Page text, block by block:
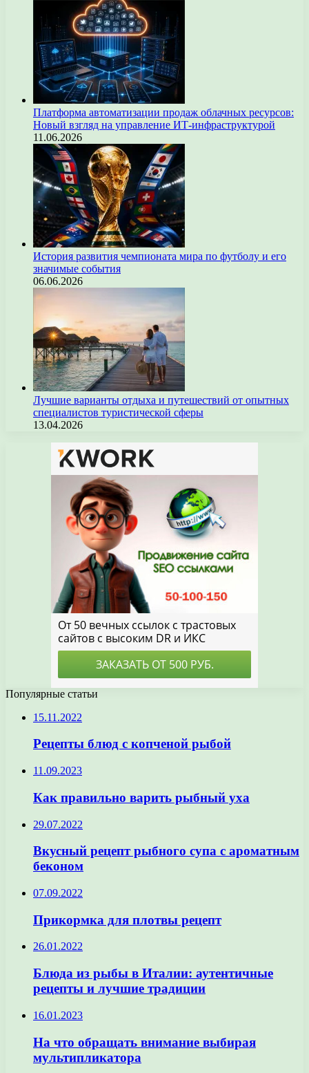
Платформа автоматизации продаж облачных ресурсов:
Новый взгляд на управление ИТ-инфраструктурой
11.06.2026
История развития чемпионата мира по футболу и его
значимые события
06.06.2026
Лучшие варианты отдыха и путешествий от опытных
специалистов туристической сферы
13.04.2026
Популярные статьи
15.11.2022
Рецепты блюд с копченой рыбой
11.09.2023
Как правильно варить рыбный уха
29.07.2022
Вкусный рецепт рыбного супа с ароматным
беконом
07.09.2022
Прикормка для плотвы рецепт
26.01.2022
Блюда из рыбы в Италии: аутентичные
рецепты и лучшие традиции
16.01.2023
На что обращать внимание выбирая
мультипликатора